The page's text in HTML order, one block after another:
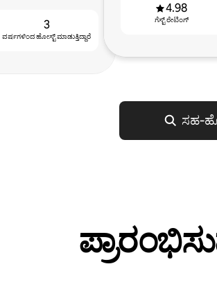
3
ವರ್ಷಗಳಿಂದ ಹೋಸ್ಟ್ ‌ಮಾಡುತ್ತಿದ್ದಾರೆ
4.98
ಗೆಸ್ಟ್ ರೇಟಿಂಗ್